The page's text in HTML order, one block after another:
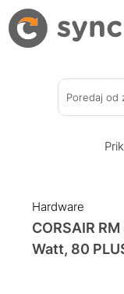
Poredaj od
Hardware
CORSAIR
Watt, 80